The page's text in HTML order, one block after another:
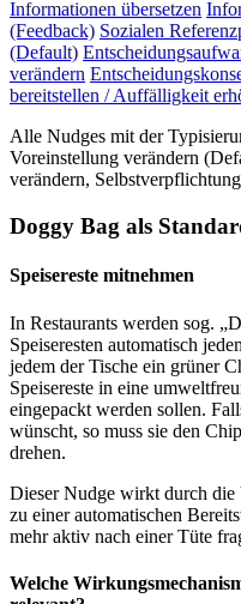
Informationen übersetzen
(Feedback) Sozialen
(Default)
verändern
bereitstellen / Auffälligkeit
Alle Nudges mit der
Voreinstellung verändern
verändern,
Doggy Bag als
Speisereste mitnehmen
In Restaurants werden sog.
Speiseresten automatisch
jedem der Tische ein grüner
Speisereste in eine
eingepackt werden sollen.
wünscht, so muss sie den
drehen.
Dieser Nudge wirkt durch die
zu einer automatischen
mehr aktiv nach einer Tüte
Welche